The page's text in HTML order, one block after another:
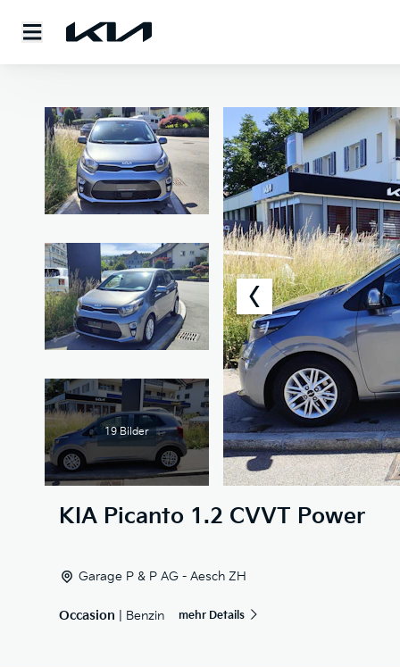
19 Bilder
KIA Picanto 1.2 CVVT Power
Garage P & P AG - Aesch ZH
Occasion | Benzin mehr Details